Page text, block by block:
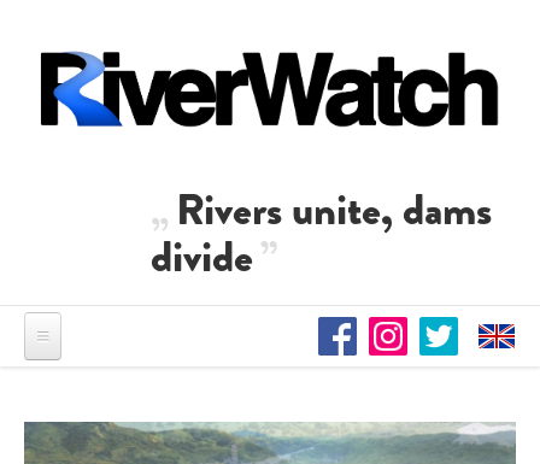
Rivers unite, dams
divide